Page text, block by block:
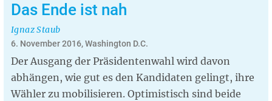
Das Ende ist nah
Ignaz Staub
6. November 2016, Washington D.C.
Der Ausgang der Präsidentenwahl wird davon
abhängen, wie gut es den Kandidaten gelingt, ihre
Wähler zu mobilisieren. Optimistisch sind beide